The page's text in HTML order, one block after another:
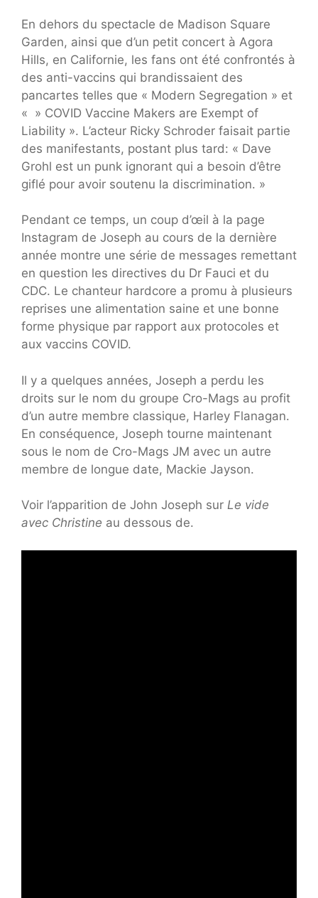
En dehors du spectacle de Madison Square
Garden, ainsi que d’un petit concert à Agora
Hills, en Californie, les fans ont été confrontés à
des anti-vaccins qui brandissaient des
pancartes telles que « Modern Segregation » et
« » COVID Vaccine Makers are Exempt of
Liability ». L’acteur Ricky Schroder faisait partie
des manifestants, postant plus tard: « Dave
Grohl est un punk ignorant qui a besoin d’être
giflé pour avoir soutenu la discrimination. »
Pendant ce temps, un coup d’œil à la page
Instagram de Joseph au cours de la dernière
année montre une série de messages remettant
en question les directives du Dr Fauci et du
CDC. Le chanteur hardcore a promu à plusieurs
reprises une alimentation saine et une bonne
forme physique par rapport aux protocoles et
aux vaccins COVID.
Il y a quelques années, Joseph a perdu les
droits sur le nom du groupe Cro-Mags au profit
d’un autre membre classique, Harley Flanagan.
En conséquence, Joseph tourne maintenant
sous le nom de Cro-Mags JM avec un autre
membre de longue date, Mackie Jayson.
Voir l’apparition de John Joseph sur Le vide
avec Christine au dessous de.